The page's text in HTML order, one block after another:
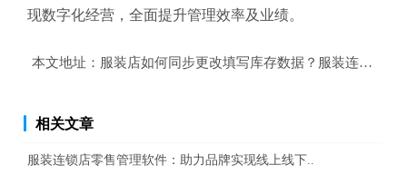
现数字化经营，全面提升管理效率及业绩。
本文地址： 服装店如何同步更改填写库存数据？服装连锁店零
相关文章
服装连锁店零售管理软件：助力品牌实现线上线下..